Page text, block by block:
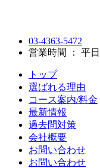
03-4363-5472
営業時間 ： 平
トップ
選ばれる理由
コース案内/料金
最新情報
過去問対策
会社概要
お問い合わせ
お問い合わせ